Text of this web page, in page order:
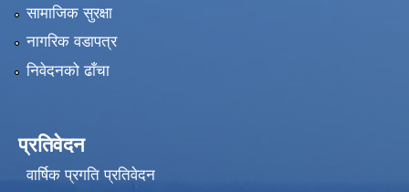
सामाजिक सुरक्षा
नागरिक वडापत्र
निवेदनको ढाँचा
प्रतिवेदन
वार्षिक प्रगति प्रतिवेदन